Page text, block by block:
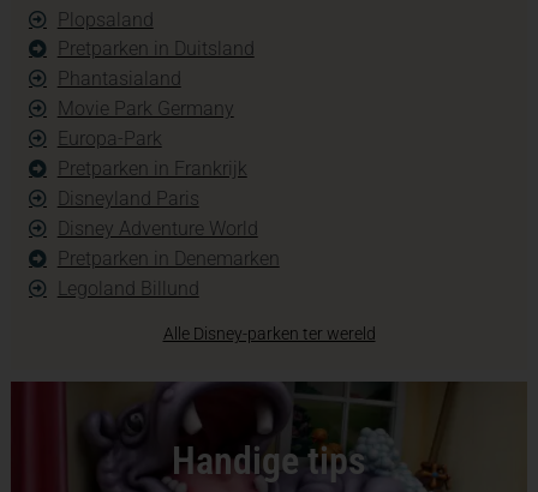
Plopsaland
Pretparken in Duitsland
Phantasialand
Movie Park Germany
Europa-Park
Pretparken in Frankrijk
Disneyland Paris
Disney Adventure World
Pretparken in Denemarken
Legoland Billund
Alle Disney-parken ter wereld
Handige tips